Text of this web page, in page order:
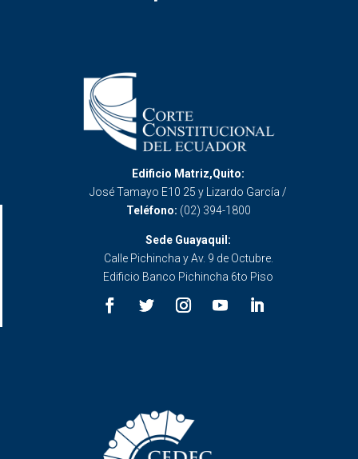
Edificio Matriz,Quito:
José Tamayo E10 25 y Lizardo García /
Teléfono: (02) 394-1800
Sede Guayaquil:
Calle Pichincha y Av. 9 de Octubre.
Edificio Banco Pichincha 6to Piso